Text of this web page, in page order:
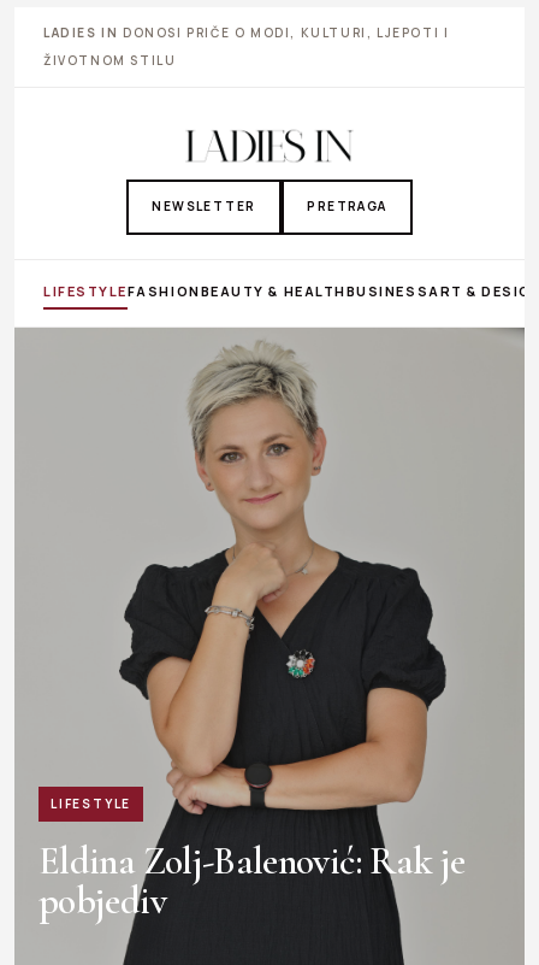
LADIES IN DONOSI PRIČE O MODI, KULTURI, LJEPOTI I
ŽIVOTNOM STILU
NEWSLETTER PRETRAGA
LIFESTYLEFASHIONBEAUTY & HEALTHBUSINESS ART &
LIFESTYLE
Eldina Zolj-Balenović: Rak je
pobjediv